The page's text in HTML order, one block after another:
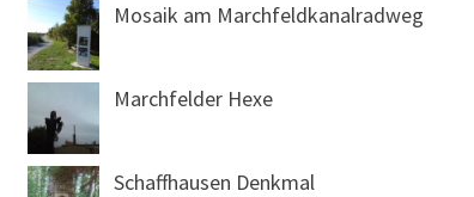
Mosaik am Marchfeldkanalradweg
Marchfelder Hexe
Schaffhausen Denkmal